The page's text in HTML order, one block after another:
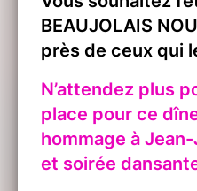
BEAUJOLAIS
près de ceux qui
N’attendez plus
place pour ce
hommage à
et soirée